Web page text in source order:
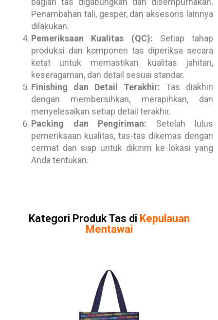
Penambahan tali, gesper, dan aksesoris lainnya
dilakukan.
Pemeriksaan Kualitas (QC): Setiap tahap
produksi dan komponen tas diperiksa secara
ketat untuk memastikan kualitas jahitan,
keseragaman, dan detail sesuai standar.
Finishing dan Detail Terakhir: Tas diakhiri
dengan membersihkan, merapihkan, dan
menyelesaikan setiap detail terakhir.
Packing dan Pengiriman: Setelah lulus
pemeriksaan kualitas, tas-tas dikemas dengan
cermat dan siap untuk dikirim ke lokasi yang
Anda tentukan.
Kategori Produk Tas di Kepulauan
Mentawai